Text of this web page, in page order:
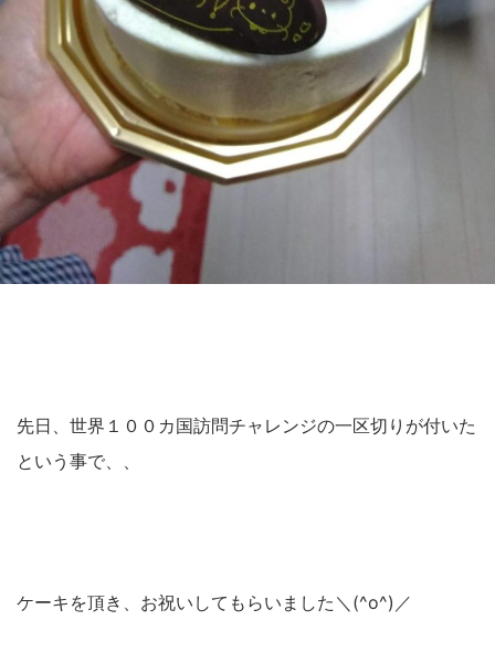
先日、世界１００カ国訪問チャレンジの一区切りが付いた
という事で、、
ケーキを頂き、お祝いしてもらいました＼(^o^)／